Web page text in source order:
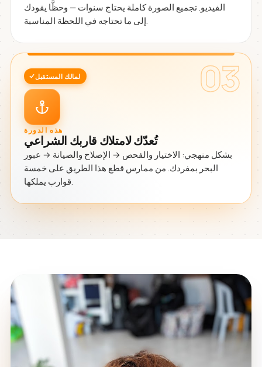
الفيديو. تجميع الصورة كاملة يحتاج سنوات — وحظًّا يقودك
03 لمالك المستقبل
هذه الدورة
تُعدّك لامتلاك قاربك الشراعي
بشكل منهجي: الاختيار والفحص → الإصلاح والصيانة → عبور
البحر بمفردك. من ممارس قطع هذا الطريق على خمسة